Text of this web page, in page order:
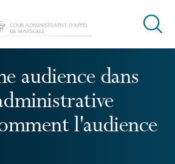
Ouvrir
audience dans
l'audience